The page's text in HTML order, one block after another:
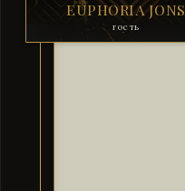
EUPHORIA JONS
гость